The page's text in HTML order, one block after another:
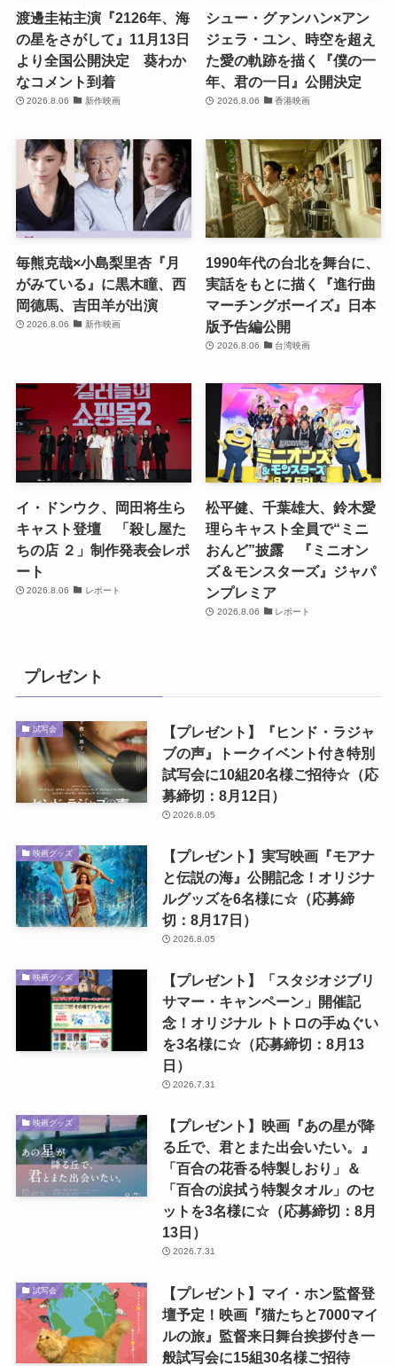
渡邊圭祐主演『2126年、海
の星をさがして』11月13日
より全国公開決定 葵わか
なコメント到着
2026.8.06 新作映画
シュー・グァンハン×アン
ジェラ・ユン、時空を超え
た愛の軌跡を描く『僕の一
年、君の一日』公開決定
2026.8.06 香港映画
毎熊克哉×小島梨里杏『月
がみている』に黒木瞳、西
岡德馬、吉田羊が出演
2026.8.06 新作映画
1990年代の台北を舞台に、
実話をもとに描く『進行曲
マーチングボーイズ』日本
版予告編公開
2026.8.06 台湾映画
イ・ドンウク、岡田将生ら
キャスト登壇 「殺し屋た
ちの店 ２」制作発表会レポ
ート
2026.8.06 レポート
松平健、千葉雄大、鈴木愛
理らキャスト全員で“ミニ
おんど”披露 『ミニオン
ズ＆モンスターズ』ジャパ
ンプレミア
2026.8.06 レポート
プレゼント
試写会
【プレゼント】『ヒンド・ラジャ
ブの声』トークイベント付き特別
試写会に10組20名様ご招待☆（応
募締切：8月12日）
2026.8.05
映画グッズ
【プレゼント】実写映画『モアナ
と伝説の海』公開記念！オリジナ
ルグッズを6名様に☆（応募締
切：8月17日）
2026.8.05
映画グッズ
【プレゼント】「スタジオジブリ
サマー・キャンペーン」開催記
念！オリジナル トトロの手ぬぐい
を3名様に☆（応募締切：8月13
日）
2026.7.31
映画グッズ
【プレゼント】映画『あの星が降
る丘で、君とまた出会いたい。』
「百合の花香る特製しおり」＆
「百合の涙拭う特製タオル」のセ
ットを3名様に☆（応募締切：8月
13日）
2026.7.31
試写会
【プレゼント】マイ・ホン監督登
壇予定！映画『猫たちと7000マイ
ルの旅』監督来日舞台挨拶付き一
般試写会に15組30名様ご招待